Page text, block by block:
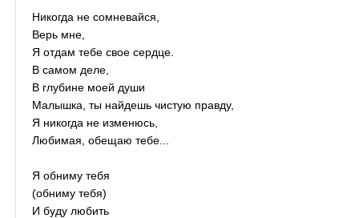
Никогда не сомневайся,
Верь мне,
Я отдам тебе свое сердце.
В самом деле,
В глубине моей души
Малышка, ты найдешь чистую правду,
Я никогда не изменюсь,
Любимая, обещаю тебе...
Я обниму тебя
(обниму тебя)
И буду любить